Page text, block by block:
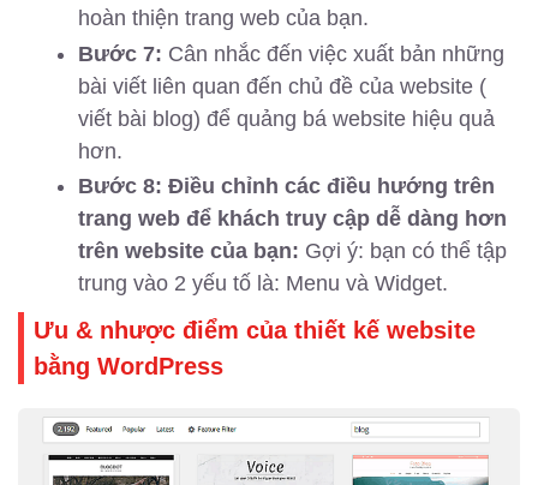
hoàn thiện trang web của bạn.
Bước 7: Cân nhắc đến việc xuất bản những
bài viết liên quan đến chủ đề của website (
viết bài blog) để quảng bá website hiệu quả
hơn.
Bước 8: Điều chỉnh các điều hướng trên
trang web để khách truy cập dễ dàng hơn
trên website của bạn: Gợi ý: bạn có thể tập
trung vào 2 yếu tố là: Menu và Widget.
Ưu & nhược điểm của thiết kế website
bằng WordPress